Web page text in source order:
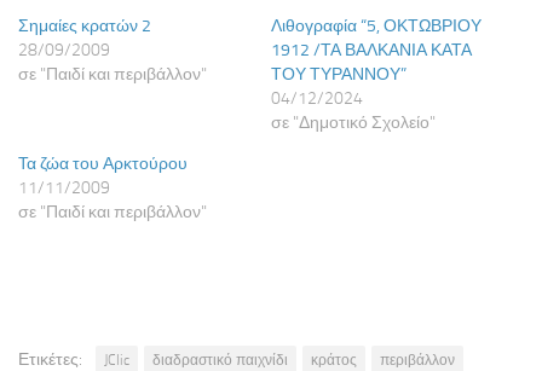
Σημαίες κρατών 2
28/09/2009
σε "Παιδί και περιβάλλον"
Λιθογραφία “5, ΟΚΤΩΒΡΙΟΥ
1912 /ΤΑ ΒΑΛΚΑΝΙΑ ΚΑΤΑ
ΤΟΥ ΤΥΡΑΝΝΟΥ”
04/12/2024
σε "Δημοτικό Σχολείο"
Τα ζώα του Αρκτούρου
11/11/2009
σε "Παιδί και περιβάλλον"
Ετικέτες: JClic διαδραστικό παιχνίδι κράτος
περιβάλλον